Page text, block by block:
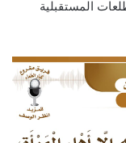
المستقبلية